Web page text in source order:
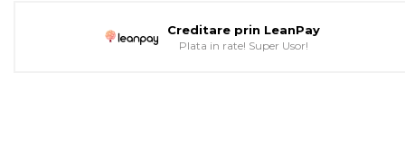
Cazane si termoseminee
Creditare prin LeanPay
Plata in rate! Super Usor!